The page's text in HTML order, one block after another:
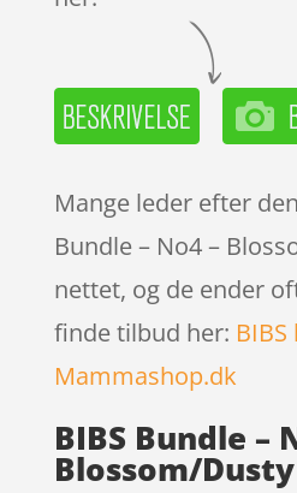
Mange leder efter
Bundle – No4 –
nettet, og de ender
finde tilbud her: BIBS
Mammashop.dk
BIBS Bundle –
Blossom/